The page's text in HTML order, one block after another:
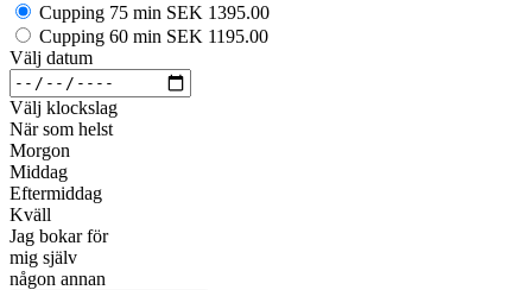
Cupping 75 min SEK 1395.00
Cupping 60 min SEK 1195.00
Välj datum
Välj klockslag
När som helst
Morgon
Middag
Eftermiddag
Kväll
Jag bokar för
mig själv
någon annan